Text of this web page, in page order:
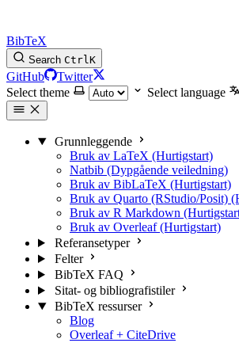
BibTeX
Search CtrlK
GitHub
Twitter
Select theme
Select language
Grunnleggende
Bruk av LaTeX (Hurtigstart)
Natbib (Dypgående veiledning)
Bruk av BibLaTeX (Hurtigstart)
Bruk av Quarto (RStudio/Posit)
Bruk av R Markdown
Bruk av Overleaf (Hurtigstart)
Referansetyper
Felter
BibTeX FAQ
Sitat- og bibliografistiler
BibTeX ressurser
Blog
Overleaf + CiteDrive